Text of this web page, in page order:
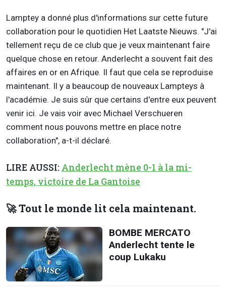
Lamptey a donné plus d'informations sur cette future
collaboration pour le quotidien Het Laatste Nieuws. "J'ai
tellement reçu de ce club que je veux maintenant faire
quelque chose en retour. Anderlecht a souvent fait des
affaires en or en Afrique. Il faut que cela se reproduise
maintenant. Il y a beaucoup de nouveaux Lampteys à
l'académie. Je suis sûr que certains d'entre eux peuvent
venir ici. Je vais voir avec Michael Verschueren
comment nous pouvons mettre en place notre
collaboration", a-t-il déclaré.
LIRE AUSSI: Anderlecht mène 0-1 à la mi-
temps, victoire de La Gantoise
🚀 Tout le monde lit cela maintenant.
BOMBE MERCATO
Anderlecht tente le
coup Lukaku